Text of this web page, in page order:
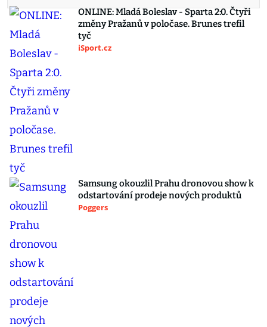
ONLINE: Mladá Boleslav - Sparta 2:0. Čtyři
změny Pražanů v poločase. Brunes trefil
tyč
iSport.cz
Samsung okouzlil Prahu dronovou show k
odstartování prodeje nových produktů
Poggers